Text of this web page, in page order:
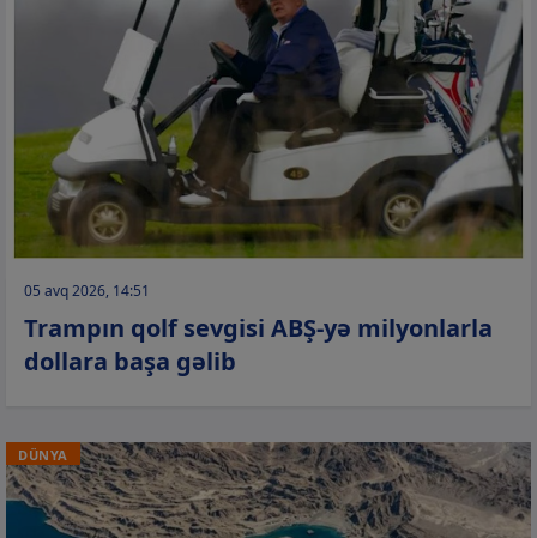
05 avq 2026, 14:51
Trampın qolf sevgisi ABŞ-yə milyonlarla
dollara başa gəlib
DÜNYA